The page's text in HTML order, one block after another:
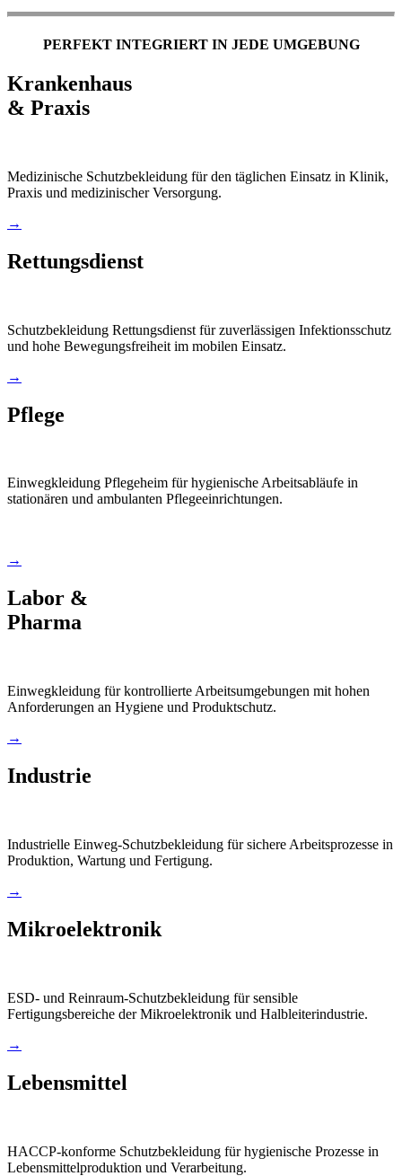
PERFEKT INTEGRIERT IN JEDE UMGEBUNG
Krankenhaus
& Praxis
Medizinische Schutzbekleidung für den täglichen Einsatz in Klinik,
Praxis und medizinischer Versorgung.
→
Rettungsdienst
Schutzbekleidung Rettungsdienst für zuverlässigen Infektionsschutz
und hohe Bewegungsfreiheit im mobilen Einsatz.
→
Pflege
Einwegkleidung Pflegeheim für hygienische Arbeitsabläufe in
stationären und ambulanten Pflegeeinrichtungen.
→
Labor &
Pharma
Einwegkleidung für kontrollierte Arbeitsumgebungen mit hohen
Anforderungen an Hygiene und Produktschutz.
→
Industrie
Industrielle Einweg-Schutzbekleidung für sichere Arbeitsprozesse in
Produktion, Wartung und Fertigung.
→
Mikroelektronik
ESD- und Reinraum-Schutzbekleidung für sensible
Fertigungsbereiche der Mikroelektronik und Halbleiterindustrie.
→
Lebensmittel
HACCP-konforme Schutzbekleidung für hygienische Prozesse in
Lebensmittelproduktion und Verarbeitung.